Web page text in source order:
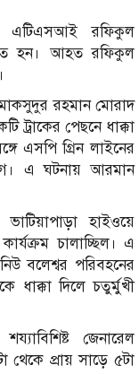
এটিএসআই রফিকুল
হন। আহত রফিকুল
রহমান মোরাদ
ট্রাকের পেছনে ধাক্কা
এসপি গ্রিন লাইনের
এ ঘটনায় আরমান
হাইওয়ে
চালাচ্ছিল। এ
বলেশ্বর পরিবহনের
ধাক্কা দিলে চতুর্মুখী
জেনারেল
থেকে প্রায় সাড়ে ৫টা